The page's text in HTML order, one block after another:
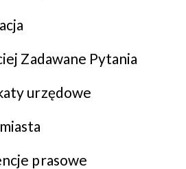
Zadawane Pytania
urzędowe
prasowe